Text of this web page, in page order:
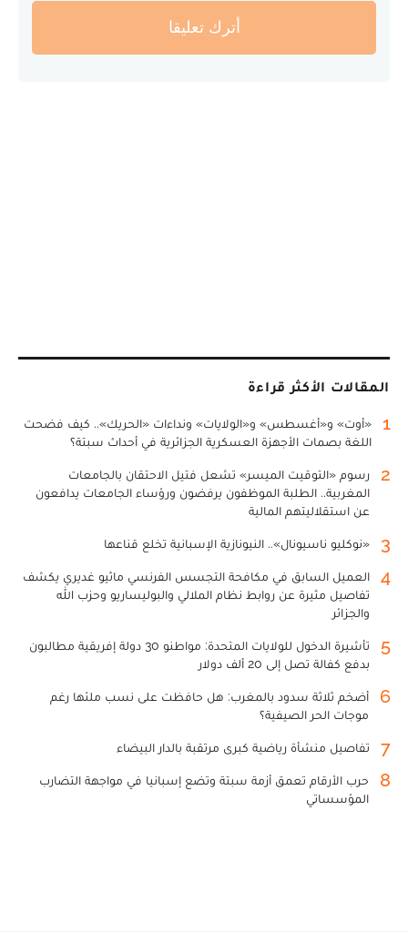
أترك تعليقا
المقالات الأكثر قراءة
1
«أوت» و«أغسطس» و«الولايات» ونداءات «الحريك».. كيف فضحت
اللغة بصمات الأجهزة العسكرية الجزائرية في أحداث سبتة؟
2
رسوم «التوقيت الميسر» تشعل فتيل الاحتقان بالجامعات
المغربية.. الطلبة الموظفون يرفضون ورؤساء الجامعات يدافعون
عن استقلاليتهم المالية
3 «نوكليو ناسيونال».. النيونازية الإسبانية تخلع قناعها
4
العميل السابق في مكافحة التجسس الفرنسي ماثيو غديري يكشف
تفاصيل مثيرة عن روابط نظام الملالي والبوليساريو وحزب الله
والجزائر
5
تأشيرة الدخول للولايات المتحدة: مواطنو 30 دولة إفريقية مطالبون
بدفع كفالة تصل إلى 20 ألف دولار
6
أضخم ثلاثة سدود بالمغرب: هل حافظت على نسب ملئها رغم
موجات الحر الصيفية؟
7 تفاصيل منشأة رياضية كبرى مرتقبة بالدار البيضاء
8
حرب الأرقام تعمق أزمة سبتة وتضع إسبانيا في مواجهة التضارب
المؤسساتي